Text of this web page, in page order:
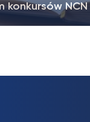
konkursów NCN